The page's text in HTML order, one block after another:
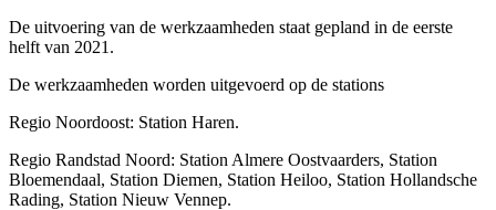
De uitvoering van de werkzaamheden staat gepland in de eerste
helft van 2021.
De werkzaamheden worden uitgevoerd op de stations
Regio Noordoost: Station Haren.
Regio Randstad Noord: Station Almere Oostvaarders, Station
Bloemendaal, Station Diemen, Station Heiloo, Station Hollandsche
Rading, Station Nieuw Vennep.